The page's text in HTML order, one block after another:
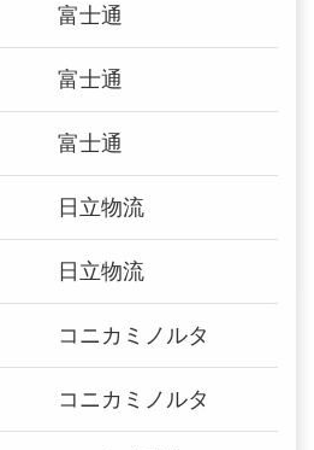
富士通
富士通
富士通
日立物流
日立物流
コニカミノルタ
コニカミノルタ